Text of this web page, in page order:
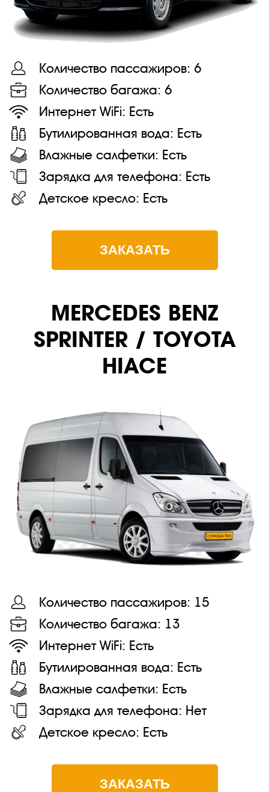
ЗАКАЗАТЬ
Количество пассажиров: 6
Количество багажа: 6
Интернет WiFi: Есть
Бутилированная вода: Есть
Влажные салфетки: Есть
Зарядка для телефона: Есть
Детское кресло: Есть
ЗАКАЗАТЬ
MERCEDES BENZ
SPRINTER / TOYOTA
HIACE
Количество пассажиров: 15
Количество багажа: 13
Интернет WiFi: Есть
Бутилированная вода: Есть
Влажные салфетки: Есть
Зарядка для телефона: Нет
Детское кресло: Есть